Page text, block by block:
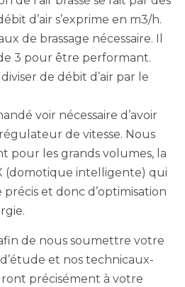
d’air s’exprime en m3/h.
de brassage nécessaire. Il
3 pour être performant.
de débit d’air par le
voir nécessaire d’avoir
de vitesse. Nous
pour les grands volumes, la
(domotique intelligente) qui
et donc d’optimisation
de nous soumettre votre
et nos technicaux-
précisément à votre